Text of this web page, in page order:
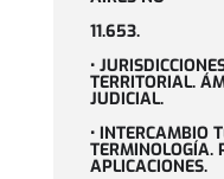
11.653.
•
TERRITORIAL.
JUDICIAL.
• INTERCAMBIO
TERMINOLOGÍA.
APLICACIONES.